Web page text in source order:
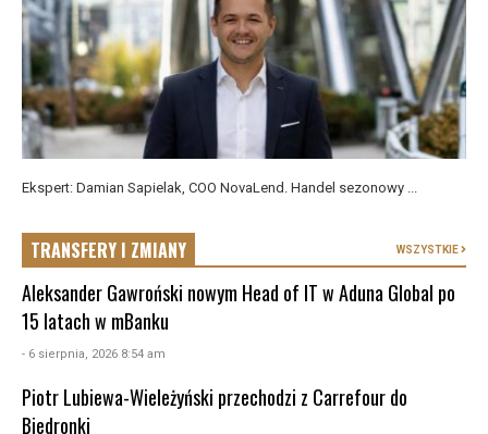
Ekspert: Damian Sapielak, COO NovaLend. Handel sezonowy ...
TRANSFERY I ZMIANY WSZYSTKIE
Aleksander Gawroński nowym Head of IT w Aduna Global po
15 latach w mBanku
- 6 sierpnia, 2026 8:54 am
Piotr Lubiewa-Wieleżyński przechodzi z Carrefour do
Biedronki